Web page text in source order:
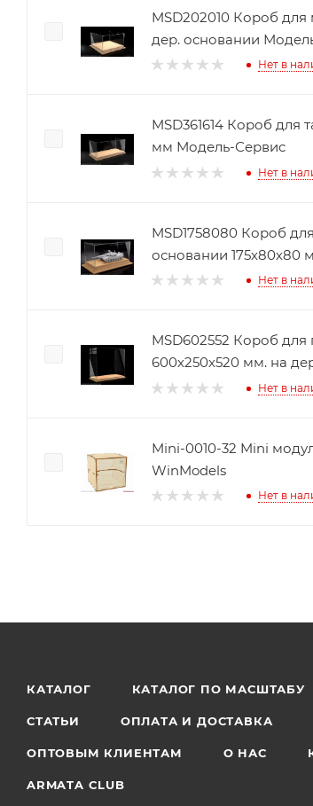
MSD202010 Короб
дер. основании
Нет в
MSD361614 Короб для
мм Модель-Сервис
Нет в
MSD1758080 Короб
основании 175х80х80
Нет в
MSD602552 Короб
600х250х520 мм. на
Нет в
Mini-0010-32 Mini
WinModels
Нет в
КАТАЛОГ КАТАЛОГ ПО МАСШТАБУ
СТАТЬИ ОПЛАТА И ДОСТАВКА
ОПТОВЫМ КЛИЕНТАМ О НАС
ARMATA CLUB